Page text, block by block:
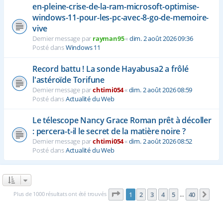
en-pleine-crise-de-la-ram-microsoft-optimise-
windows-11-pour-les-pc-avec-8-go-de-memoire-
vive
Dernier message par rayman95«dim. 2 août 2026 09:36
Posté dansWindows 11
Record battu ! La sonde Hayabusa2 a frôlé
l'astéroïde Torifune
Dernier message parchtimi054«dim. 2 août 2026 08:59
Posté dansActualité du Web
Le télescope Nancy Grace Roman prêt à décoller
: percera-t-il le secret de la matière noire ?
Dernier message parchtimi054«dim. 2 août 2026 08:52
Posté dansActualité du Web
Plus de 1000 résultats ont été trouvés Page 1sur40
1 2 3 4 5 … 40